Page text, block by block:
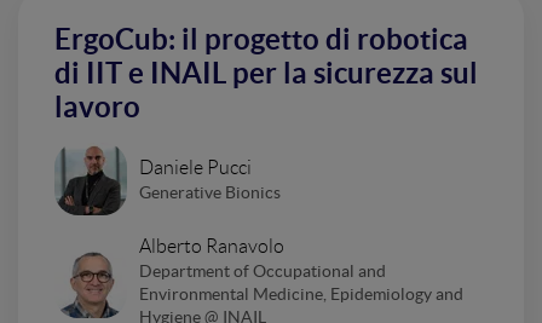
ErgoCub: il progetto di robotica
di IIT e INAIL per la sicurezza sul
lavoro
Daniele Pucci
Generative Bionics
Alberto Ranavolo
Department of Occupational and
Environmental Medicine, Epidemiology and
Hygiene @ INAIL